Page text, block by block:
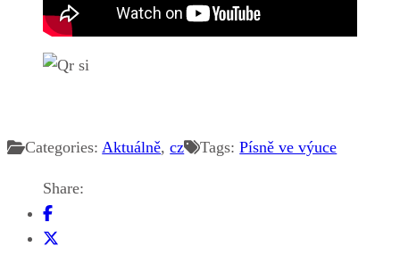
Categories:Aktuálně,cz Tags:Písně ve výuce
Share: